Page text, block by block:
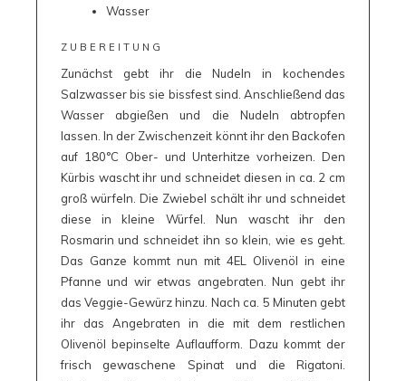
Wasser
ZUBEREITUNG
Zunächst gebt ihr die Nudeln in kochendes
Salzwasser bis sie bissfest sind. Anschließend das
Wasser abgießen und die Nudeln abtropfen
lassen. In der Zwischenzeit könnt ihr den Backofen
auf 180°C Ober- und Unterhitze vorheizen. Den
Kürbis wascht ihr und schneidet diesen in ca. 2 cm
groß würfeln. Die Zwiebel schält ihr und schneidet
diese in kleine Würfel. Nun wascht ihr den
Rosmarin und schneidet ihn so klein, wie es geht.
Das Ganze kommt nun mit 4EL Olivenöl in eine
Pfanne und wir etwas angebraten. Nun gebt ihr
das Veggie-Gewürz hinzu. Nach ca. 5 Minuten gebt
ihr das Angebraten in die mit dem restlichen
Olivenöl bepinselte Auflaufform. Dazu kommt der
frisch gewaschene Spinat und die Rigatoni.